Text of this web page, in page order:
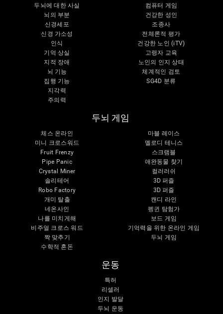
두뇌에 대한 사실
뇌의 부분
신경세포
신경 가소성
인식
기억 상실
지적 장애
뇌 기능
집행 기능
지각력
주의력
컴퓨터 게임
건강한 성인
조종사
전체론적 평가
건강한 노인 (iTV)
고령자 교육
노인의 인지 상태
체계적인 검토
SG4D 분류
두뇌 게임
체스 온라인
미니 크로스워드
Fruit Frenzy
Pipe Panic
Crystal Miner
솔리테어
Robo Factory
개미 탈출
네온사인
나를 미치게해
비주얼 크로스 워드
짝 맞추기
수학적 혼돈
마블 레이스
멜로디 테니스
스크램블
애완동물 찾기
컬러러쉬
3D 퍼즐
3D 퍼즐
캔디 라인
펭귄 탐험가
보드 게임
기억력을 위한 온라인 게임
두뇌 게임
운동
특허
리셀러
인지 발달
두뇌 운동